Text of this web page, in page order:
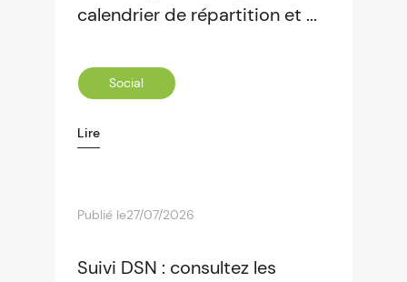
calendrier de répartition et ...
Social
Lire
Publié le27/07/2026
Suivi DSN : consultez les